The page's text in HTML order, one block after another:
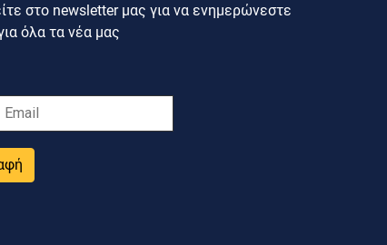
στο newsletter μας για να ενημερώνεστε
όλα τα νέα μας